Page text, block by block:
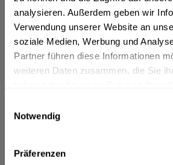
analysieren. Außerdem geben wir
Verwendung unserer Website an
soziale Medien, Werbung und
Partner führen diese Informationen
weiteren Daten zusammen, die Sie
Notwendig
Präferenzen
Lebensmittelunternehmer
Milchwerke Berchtesgadener Land
Hockerfeld 5-8 Â· D-83451 Eiding,
Brennwert 48 kcal / 202 kJ Fett 1,6 g
Fettsäuren 1,0 g...